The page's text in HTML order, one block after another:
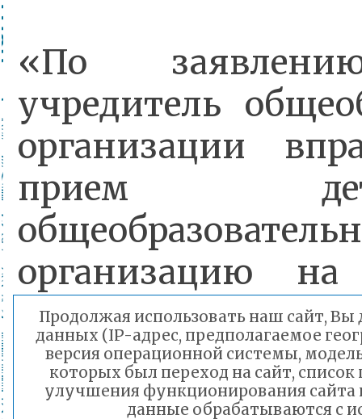
«По
учредитель
организации
прием
организацию
программам
образования в
более позднем
Продолжая использовать наш сайт, Вы
данных (IP-адрес, предполагаемое
версия операционной системы,
которых был переход на сайт,
улучшения функционирования сайта
данные обрабатываются с